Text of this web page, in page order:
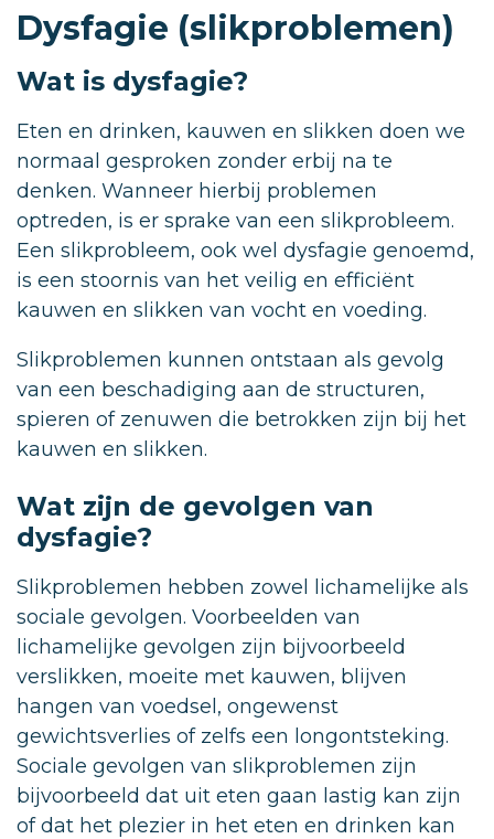
Dysfagie (slikproblemen)
Wat is dysfagie?
Eten en drinken, kauwen en slikken doen we
normaal gesproken zonder erbij na te
denken. Wanneer hierbij problemen
optreden, is er sprake van een slikprobleem.
Een slikprobleem, ook wel dysfagie genoemd,
is een stoornis van het veilig en efficiënt
kauwen en slikken van vocht en voeding.
Slikproblemen kunnen ontstaan als gevolg
van een beschadiging aan de structuren,
spieren of zenuwen die betrokken zijn bij het
kauwen en slikken.
Wat zijn de gevolgen van
dysfagie?
Slikproblemen hebben zowel lichamelijke als
sociale gevolgen. Voorbeelden van
lichamelijke gevolgen zijn bijvoorbeeld
verslikken, moeite met kauwen, blijven
hangen van voedsel, ongewenst
gewichtsverlies of zelfs een longontsteking.
Sociale gevolgen van slikproblemen zijn
bijvoorbeeld dat uit eten gaan lastig kan zijn
of dat het plezier in het eten en drinken kan